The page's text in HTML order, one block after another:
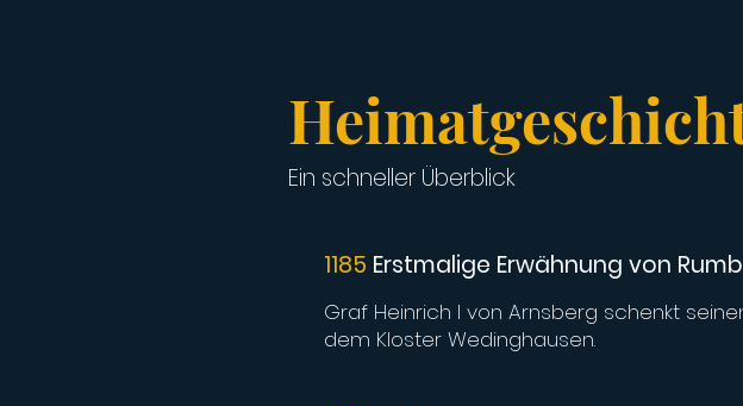
Ein schneller Überblick
1185 Erstmalige Erwähnung von
Graf Heinrich I von Arnsberg schenkt
dem Kloster Wedinghausen.